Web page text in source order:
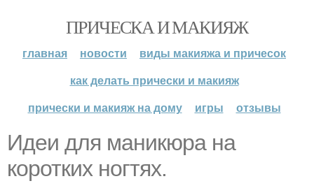
ПРИЧЕСКА И МАКИЯЖ
главная новости
виды макияжа и причесок
как делать прически и макияж
прически и макияж на дому
игры отзывы
Идеи для маникюра на
коротких ногтях.